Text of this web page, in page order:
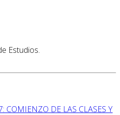
Estudios.
COMIENZO DE LAS CLASES Y